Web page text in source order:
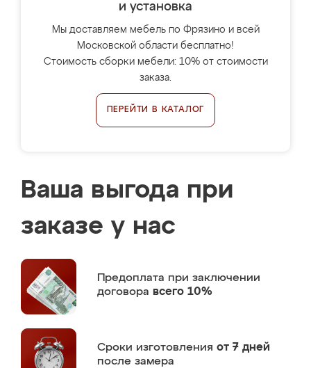
и установка
Мы доставляем мебель по Фрязино и всей
Московской области бесплатно!
Стоимость сборки мебели: 10% от стоимости
заказа.
ПЕРЕЙТИ В КАТАЛОГ
Ваша выгода при
заказе у нас
Предоплата при заключении
договора всего 10%
Сроки изготовления от 7 дней
после замера